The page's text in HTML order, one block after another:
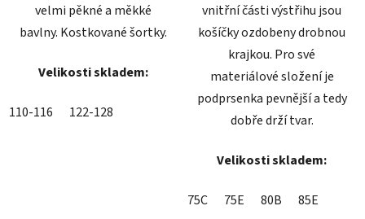
velmi pěkné a měkké
bavlny. Kostkované šortky.
Velikosti skladem:
110-116 122-128
vnitřní části výstřihu jsou
košíčky ozdobeny drobnou
krajkou. Pro své
materiálové složení je
podprsenka pevnější a tedy
dobře drží tvar.
Velikosti skladem:
75C 75E 80B 85E